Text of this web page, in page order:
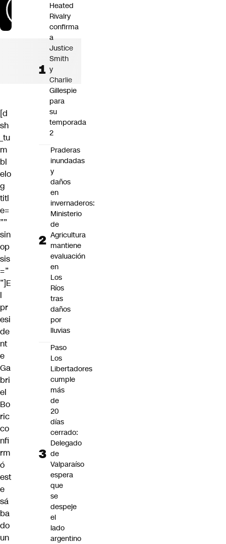
[d
sh
_tu
m
bl
elo
g
titl
e=
””
sin
op
sis
=”
”]E
l
pr
esi
de
nt
e
Ga
bri
el
Bo
ric
co
nfi
rm
ó
est
e
sá
ba
do
un
Heated
Rivalry
confirma
a
Justice
Smith
y
Charlie
Gillespie
para
su
temporada
2
Praderas
inundadas
y
daños
en
invernaderos:
Ministerio
de
Agricultura
mantiene
evaluación
en
Los
Ríos
tras
daños
por
lluvias
Paso
Los
Libertadores
cumple
más
de
20
días
cerrado:
Delegado
de
Valparaíso
espera
que
se
despeje
el
lado
argentino